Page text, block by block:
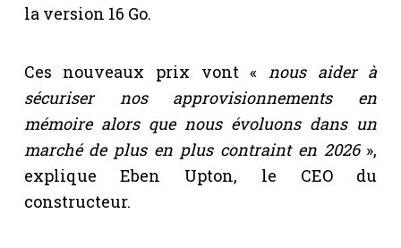
la version 16 Go.
Ces nouveaux prix vont «nous aider à
sécuriser nos approvisionnements en
mémoire alors que nous évoluons dans un
marché de plus en plus contraint en 2026»,
explique Eben Upton, le CEO du
constructeur.